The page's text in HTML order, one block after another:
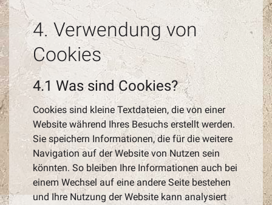
4. Verwendung von
Cookies
4.1 Was sind Cookies?
Cookies sind kleine Textdateien, die von einer
Website während Ihres Besuchs erstellt werden.
Sie speichern Informationen, die für die weitere
Navigation auf der Website von Nutzen sein
könnten. So bleiben Ihre Informationen auch bei
einem Wechsel auf eine andere Seite bestehen
und Ihre Nutzung der Website kann analysiert